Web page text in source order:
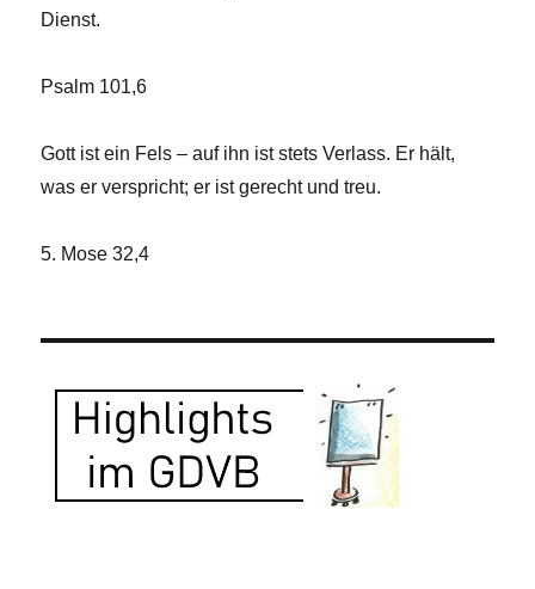
Dienst.
Psalm 101,6
Gott ist ein Fels – auf ihn ist stets Verlass. Er hält,
was er verspricht; er ist gerecht und treu.
5. Mose 32,4